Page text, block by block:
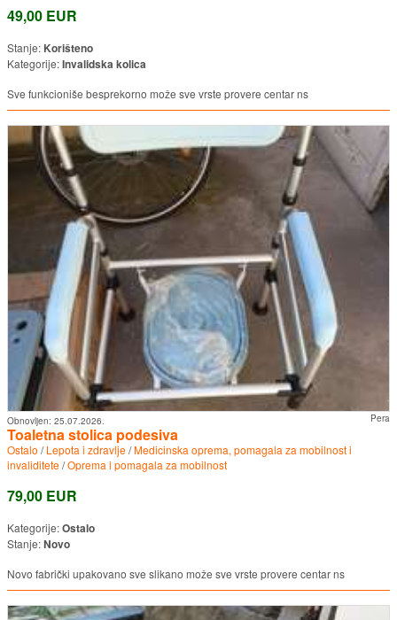
49,00 EUR
Stanje: Korišteno
Kategorije:Invalidska kolica
Sve funkcioniše besprekorno može sve vrste provere centar ns
Pera
Obnovljen: 25.07.2026.
Toaletna stolica podesiva
Ostalo /Lepota i zdravlje/Medicinska oprema, pomagala za mobilnost i
invaliditete/Oprema i pomagala za mobilnost
79,00 EUR
Kategorije:Ostalo
Stanje:Novo
Novo fabrički upakovano sve slikano može sve vrste provere centar ns